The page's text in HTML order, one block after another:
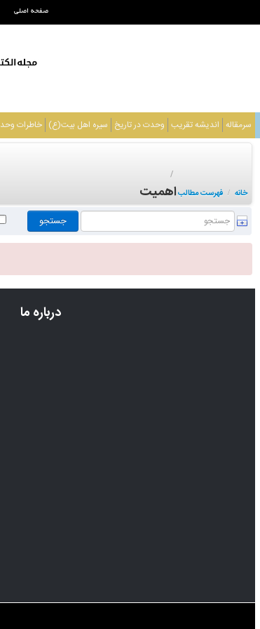
صفحه اصلی
سرمقاله اندیشه تقریب وحدت در تاریخ سیره اهل بیت(ع) خاطرات
خانه / فهرست مطالب
/
اهمیت
درباره ما